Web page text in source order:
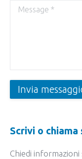
Message *
Invia
Scrivi o chiama
Chiedi